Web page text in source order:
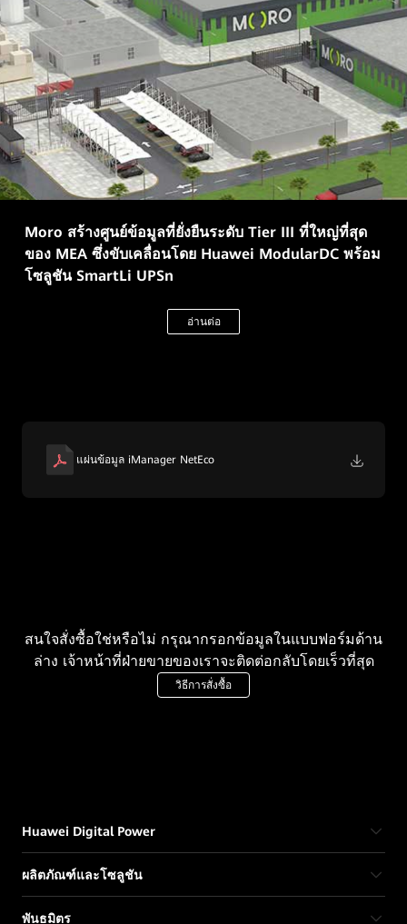
Moro สร้างศูนย์ข้อมูลที่ยั่งยืนระดับ Tier III ที่ใหญ่ที่สุด
ของ MEA ซึ่งขับเคลื่อนโดย Huawei ModularDC พร้อม
โซลูชัน SmartLi UPSn
อ่านต่อ
แผ่นข้อมูล iManager NetEco
สนใจสั่งซื้อใช่หรือไม่ กรุณากรอกข้อมูลในแบบฟอร์มด้าน
ล่าง เจ้าหน้าที่ฝ่ายขายของเราจะติดต่อกลับโดยเร็วที่สุด
วิธีการสั่งซื้อ
Huawei Digital Power
ผลิตภัณฑ์และโซลูชัน
พันธมิตร